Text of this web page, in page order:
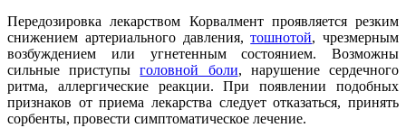
Передозировка лекарством Корвалмент проявляется резким
снижением артериального давления,тошнотой, чрезмерным
возбуждением или угнетенным состоянием. Возможны
сильные приступыголовной боли, нарушение сердечного
ритма, аллергические реакции. При появлении подобных
признаков от приема лекарства следует отказаться, принять
сорбенты, провести симптоматическое лечение.